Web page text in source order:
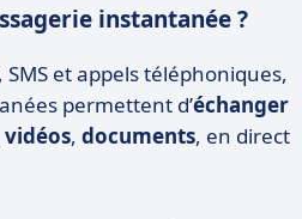
instantanée ?
et appels téléphoniques,
permettent d’échanger
vidéos, documents, en direct